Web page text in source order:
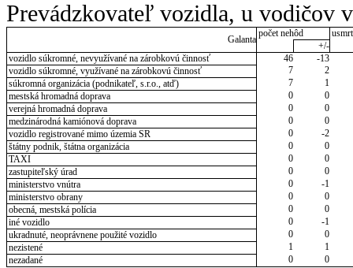
Prevádzkovateľ vozidla, u vodičov
Galanta
počet nehôd
+/-
vozidlo súkromné, nevyužívané na zárobkovú činnosť
46
-13
vozidlo súkromné, využívané na zárobkovú činnosť
7
2
súkromná organizácia (podnikateľ, s.r.o., atď)
7
1
mestská hromadná doprava
0
0
verejná hromadná doprava
0
0
medzinárodná kamiónová doprava
0
0
vozidlo registrované mimo územia SR
0
-2
štátny podnik, štátna organizácia
0
0
TAXI
0
0
zastupiteľský úrad
0
0
ministerstvo vnútra
0
-1
ministerstvo obrany
0
0
obecná, mestská polícia
0
0
iné vozidlo
0
-1
ukradnuté, neoprávnene použité vozidlo
0
0
nezistené
1
1
nezadané
0 0